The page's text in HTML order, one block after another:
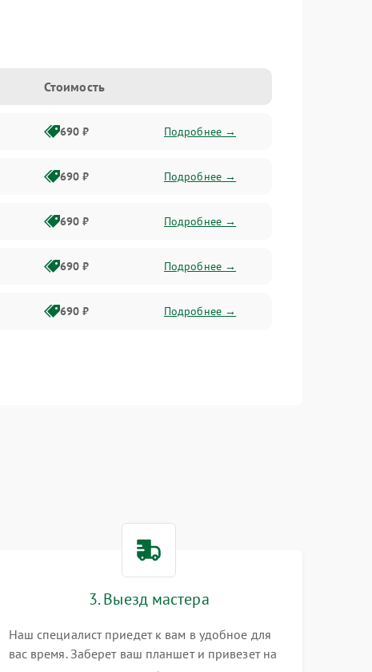
Стоимость
690 ₽ Подробнее →
690 ₽ Подробнее →
690 ₽ Подробнее →
690 ₽ Подробнее →
690 ₽ Подробнее →
3. Выезд мастера
Наш специалист приедет к вам в удобное для
вас время. Заберет ваш планшет и привезет на